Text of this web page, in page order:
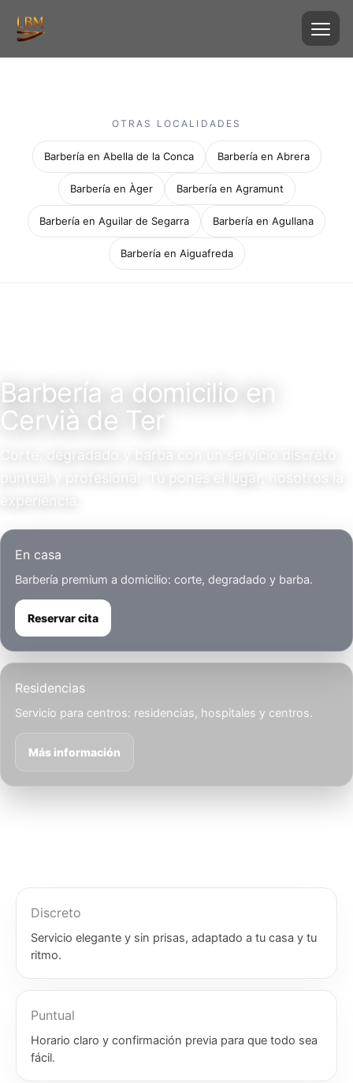
OTRAS LOCALIDADES
Barbería en Abella de la Conca Barbería en Abrera
Barbería en Àger Barbería en Agramunt
Barbería en Aguilar de Segarra Barbería en Agullana
Barbería en Aiguafreda
Barbería a domicilio en
Cervià de Ter
Corte, degradado y barba con un servicio discreto,
puntual y profesional. Tú pones el lugar, nosotros la
En casa
Barbería premium a domicilio: corte, degradado y barba.
Reservar cita
Residencias
Servicio para centros: residencias, hospitales y centros.
Más información
Discreto
Servicio elegante y sin prisas, adaptado a tu casa y tu
ritmo.
Puntual
Horario claro y confirmación previa para que todo sea
fácil.